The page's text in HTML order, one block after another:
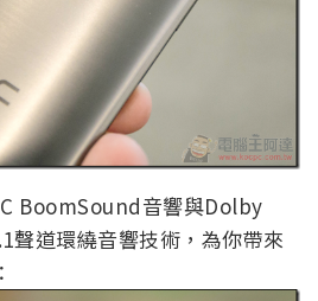
BoomSound音響與Dolby
聲道環繞音響技術，為你帶來